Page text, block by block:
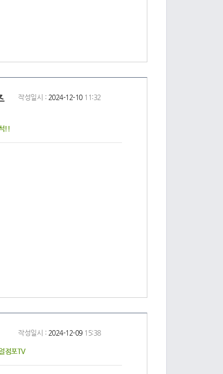
작성일시 : 2024-12-1011:32
!!
작성일시 : 2024-12-0915:38
점포TV